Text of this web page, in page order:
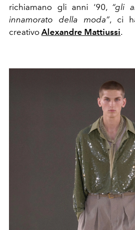
richiamano gli anni ‘90, “gli
innamorato della moda”, ci
creativo Alexandre Mattiussi.